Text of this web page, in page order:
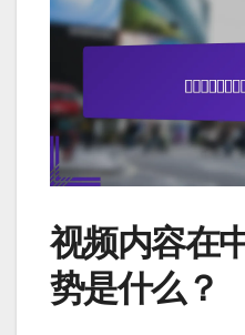
视频内容在
势是什么？